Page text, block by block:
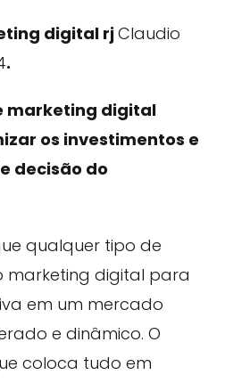
digital rjClaudio
.
marketing digital
os investimentos e
decisão do
qualquer tipo de
marketing digital para
em um mercado
e dinâmico. O
coloca tudo em